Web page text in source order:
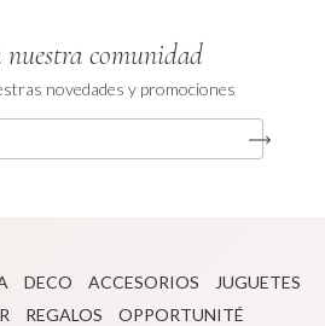
nuestra comunidad
novedades y promociones
DECO ACCESORIOS
JUGUETES
REGALOS
OPPORTUNITÉ